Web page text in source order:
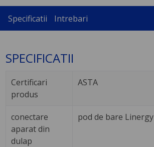
Specificatii Intrebari
SPECIFICATII
Certificari
produs
ASTA
conectare
aparat din
dulap
pod de bare Linergy